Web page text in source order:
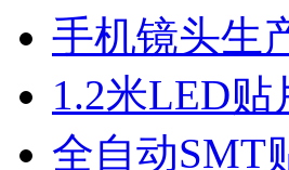
手机镜头生
1.2米LED贴
全自动SMT